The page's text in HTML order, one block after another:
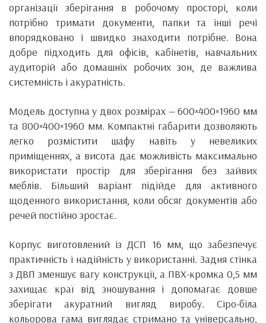
організації зберігання в робочому просторі, коли
потрібно тримати документи, папки та інші речі
впорядковано і швидко знаходити потрібне. Вона
добре підходить для офісів, кабінетів, навчальних
аудиторій або домашніх робочих зон, де важлива
системність і акуратність.
Модель доступна у двох розмірах — 600×400×1960 мм
та 800×400×1960 мм. Компактні габарити дозволяють
легко розмістити шафу навіть у невеликих
приміщеннях, а висота дає можливість максимально
використати простір для зберігання без зайвих
меблів. Більший варіант підійде для активного
щоденного використання, коли обсяг документів або
речей постійно зростає.
Корпус виготовлений із ДСП 16 мм, що забезпечує
практичність і надійність у використанні. Задня стінка
з ДВП зменшує вагу конструкції, а ПВХ-кромка 0,5 мм
захищає краї від зношування і допомагає довше
зберігати акуратний вигляд виробу. Сіро-біла
кольорова гама виглядає стримано та універсально,